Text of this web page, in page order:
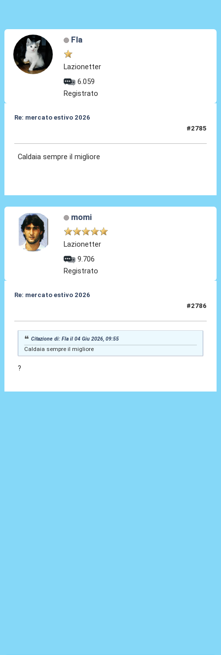
Fla
Lazionetter
6.059
Registrato
Re: mercato estivo 2026
#2785
Caldaia sempre il migliore
momi
Lazionetter
9.706
Registrato
Re: mercato estivo 2026
#2786
Citazione di: Fla il 04 Giu 2026, 09:55
Caldaia sempre il migliore
?